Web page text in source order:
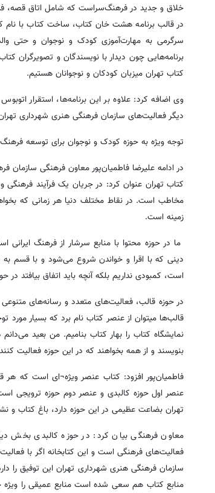
خلاق و جدید در فرهنگ‌سراست که شامل اتاق قصه،
در قالب برنامه هشت خان کتاب، ساخت کتاب با
سرگرمی به مهارت‌آموزی کودک و نوجوان و حتی
برنامه‌هایی چون دیدار با نویسندگان و تصویرگران
کتاب تهران میزبان کودکان و نوجوانان هستیم.
وی اضافه کرد: علاوه بر این برنامه‌ها، استقرار
دیگر فعالیت‌های سازمان فرهنگی هنری شهرداری
توجه ویژه به حوزه کودک و نوجوان برای توسعه فرهنگ
در ادامه علیرضا فاطمیان‌پور معاون فرهنگی سازمان
کتاب تهران عنوان کرد: در جریان یک فرآیند
مخاطب است. در نقاط مختلف دنیا هر زمانی که
زمینه است.
ما در حوزه محتوا با منابع سرشار از فرهنگ
دینی که با اقرا و خواندن شروع می‌شود و با قسم به
است، کمبودی نداریم بلکه آنچه باید اتفاق بیافتد
در حوزه قالب، فعالیت‌های متعدد و رسانه‌های
قالب‌ها میتوان از عنصر کتاب نام برد که بسیار
نمایشگاه کتاب را بهار کتاب بنامیم. من بعید
بنویسند و از همه بخواهند که در این حوزه فعالیت
فاطمیان‌پور افزود: کتاب عنصر ویژه¬ای است که
عنصر اول حوزه کالبدی و عنصر دوم حوزه ترویجی
تهران بضاعت عظیمی در این حوزه دارد، باغ کتاب
معاون فرهنگی بیان کرد: در حوزه کالبدی بخش
فعالیت‌های فرهنگی است و این کتابخانه اگر با
منابع کتاب هم سعی شده است منابع عمیقی را ویژه